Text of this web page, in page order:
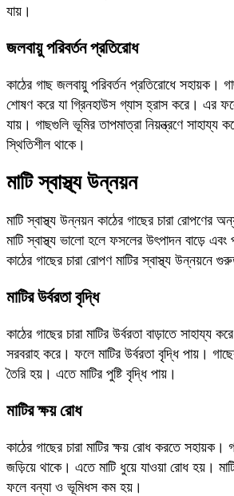
যায়।
জলবায়ু পরিবর্তন প্রতিরোধ
কাঠের গাছ জলবায়ু পরিবর্তন প্রতিরোধে সহায়ক।
শোষণ করে যা গ্রিনহাউস গ্যাস হ্রাস করে। এর
যায়। গাছগুলি ভূমির তাপমাত্রা নিয়ন্ত্রণে সাহায্য
স্থিতিশীল থাকে।
মাটি স্বাস্থ্য উন্নয়ন
মাটি স্বাস্থ্য উন্নয়ন কাঠের গাছের চারা রোপণের
মাটি স্বাস্থ্য ভালো হলে ফসলের উৎপাদন বাড়ে
কাঠের গাছের চারা রোপণ মাটির স্বাস্থ্য উন্নয়নে
মাটির উর্বরতা বৃদ্ধি
কাঠের গাছের চারা মাটির উর্বরতা বাড়াতে সাহায্য
সরবরাহ করে। ফলে মাটির উর্বরতা বৃদ্ধি পায়।
তৈরি হয়। এতে মাটির পুষ্টি বৃদ্ধি পায়।
মাটির ক্ষয় রোধ
কাঠের গাছের চারা মাটির ক্ষয় রোধ করতে সহায়ক।
জড়িয়ে থাকে। এতে মাটি ধুয়ে যাওয়া রোধ হয়।
ফলে বন্যা ও ভূমিধস কম হয়।